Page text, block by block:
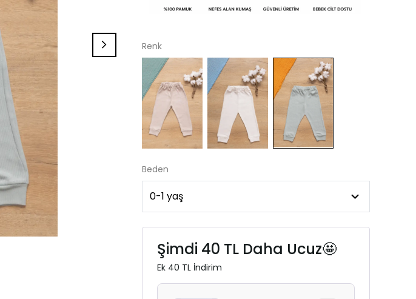
Renk
Beden
Şimdi 40 TL Daha Ucuz🤩
Ek 40 TL İndirim